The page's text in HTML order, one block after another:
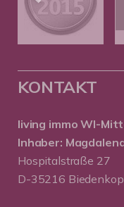
KONTAKT
living immo WI-
Inhaber:
Hospitalstraße 27
D-35216